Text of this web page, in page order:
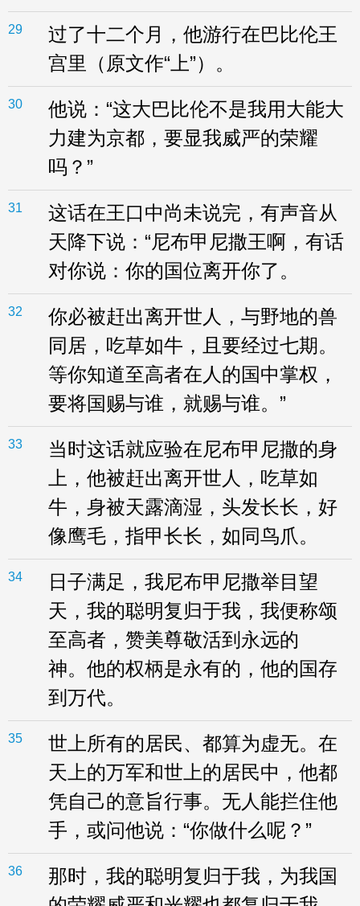
29
过了十二个月，他游行在巴比伦王
宫里（原文作“上”）。
30
他说：“这大巴比伦不是我用大能大
力建为京都，要显我威严的荣耀
吗？”
31
这话在王口中尚未说完，有声音从
天降下说：“尼布甲尼撒王啊，有话
对你说：你的国位离开你了。
32
你必被赶出离开世人，与野地的兽
同居，吃草如牛，且要经过七期。
等你知道至高者在人的国中掌权，
要将国赐与谁，就赐与谁。”
33
当时这话就应验在尼布甲尼撒的身
上，他被赶出离开世人，吃草如
牛，身被天露滴湿，头发长长，好
像鹰毛，指甲长长，如同鸟爪。
34
日子满足，我尼布甲尼撒举目望
天，我的聪明复归于我，我便称颂
至高者，赞美尊敬活到永远的
神。他的权柄是永有的，他的国存
到万代。
35
世上所有的居民、都算为虚无。在
天上的万军和世上的居民中，他都
凭自己的意旨行事。无人能拦住他
手，或问他说：“你做什么呢？”
36
那时，我的聪明复归于我，为我国